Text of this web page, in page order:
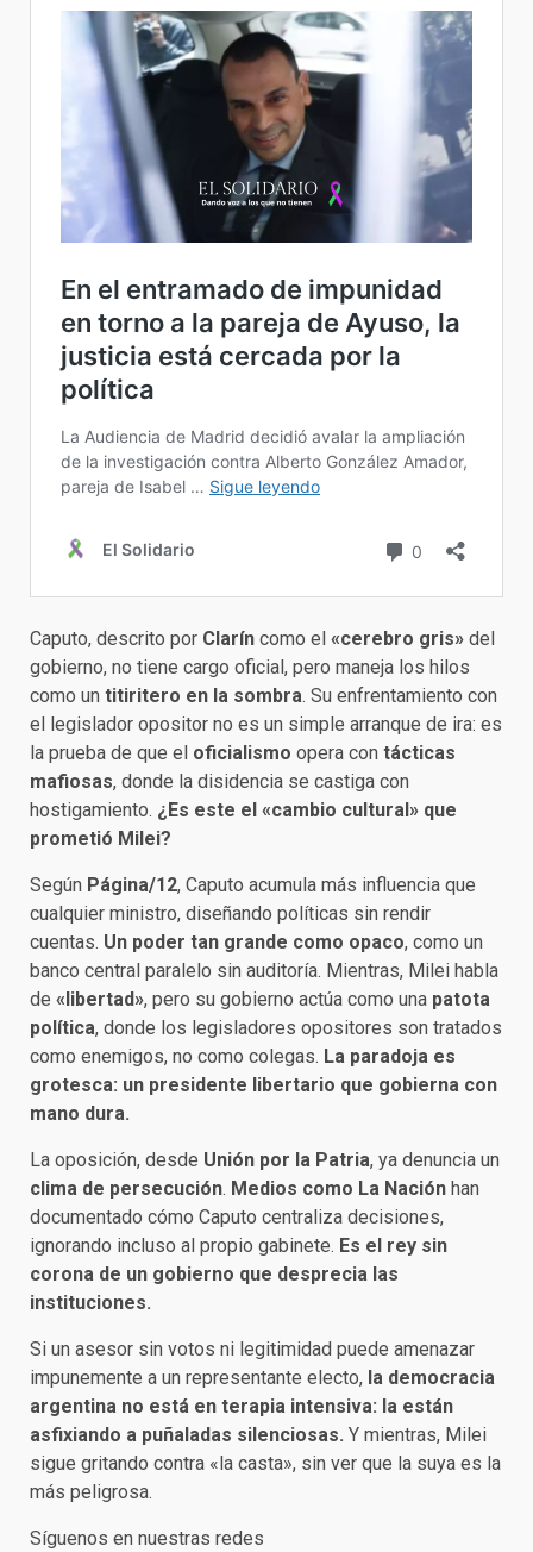
Caputo, descrito por Clarín como el «cerebro gris» del
gobierno, no tiene cargo oficial, pero maneja los hilos
como un titiritero en la sombra. Su enfrentamiento con
el legislador opositor no es un simple arranque de ira: es
la prueba de que el oficialismo opera con tácticas
mafiosas, donde la disidencia se castiga con
hostigamiento. ¿Es este el «cambio cultural» que
prometió Milei?
Según Página/12, Caputo acumula más influencia que
cualquier ministro, diseñando políticas sin rendir
cuentas. Un poder tan grande como opaco, como un
banco central paralelo sin auditoría. Mientras, Milei habla
de «libertad», pero su gobierno actúa como una patota
política, donde los legisladores opositores son tratados
como enemigos, no como colegas. La paradoja es
grotesca: un presidente libertario que gobierna con
mano dura.
La oposición, desde Unión por la Patria, ya denuncia un
clima de persecución. Medios como La Nación han
documentado cómo Caputo centraliza decisiones,
ignorando incluso al propio gabinete. Es el rey sin
corona de un gobierno que desprecia las
instituciones.
Si un asesor sin votos ni legitimidad puede amenazar
impunemente a un representante electo, la democracia
argentina no está en terapia intensiva: la están
asfixiando a puñaladas silenciosas. Y mientras, Milei
sigue gritando contra «la casta», sin ver que la suya es la
más peligrosa.
Síguenos en nuestras redes